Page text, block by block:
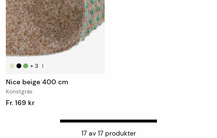
+3 |
Nice beige 400 cm
Konstgräs
Fr. 169 kr
17 av 17 produkter